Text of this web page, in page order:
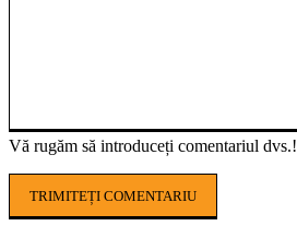
Vă rugăm să introduceți comentariul dvs.!